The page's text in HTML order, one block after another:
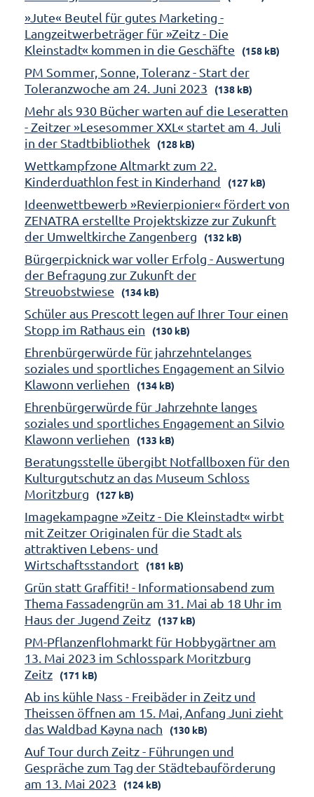
»Jute« Beutel für gutes Marketing -
Langzeitwerbeträger für »Zeitz - Die
Kleinstadt« kommen in die Geschäfte
(158 kB)
PM Sommer, Sonne, Toleranz - Start der
Toleranzwoche am 24. Juni 2023
(138 kB)
Mehr als 930 Bücher warten auf die Leseratten
- Zeitzer »Lesesommer XXL« startet am 4. Juli
in der Stadtbibliothek
(128 kB)
Wettkampfzone Altmarkt zum 22.
Kinderduathlon fest in Kinderhand
(127 kB)
Ideenwettbewerb »Revierpionier« fördert von
ZENATRA erstellte Projektskizze zur Zukunft
der Umweltkirche Zangenberg
(132 kB)
Bürgerpicknick war voller Erfolg - Auswertung
der Befragung zur Zukunft der
Streuobstwiese
(134 kB)
Schüler aus Prescott legen auf Ihrer Tour einen
Stopp im Rathaus ein
(130 kB)
Ehrenbürgerwürde für jahrzehntelanges
soziales und sportliches Engagement an Silvio
Klawonn verliehen
(134 kB)
Ehrenbürgerwürde für Jahrzehnte langes
soziales und sportliches Engagement an Silvio
Klawonn verliehen
(133 kB)
Beratungsstelle übergibt Notfallboxen für den
Kulturgutschutz an das Museum Schloss
Moritzburg
(127 kB)
Imagekampagne »Zeitz - Die Kleinstadt« wirbt
mit Zeitzer Originalen für die Stadt als
attraktiven Lebens- und
Wirtschaftsstandort
(181 kB)
Grün statt Graffiti! - Informationsabend zum
Thema Fassadengrün am 31. Mai ab 18 Uhr im
Haus der Jugend Zeitz
(137 kB)
PM-Pflanzenflohmarkt für Hobbygärtner am
13. Mai 2023 im Schlosspark Moritzburg
Zeitz
(171 kB)
Ab ins kühle Nass - Freibäder in Zeitz und
Theissen öffnen am 15. Mai, Anfang Juni zieht
das Waldbad Kayna nach
(130 kB)
Auf Tour durch Zeitz - Führungen und
Gespräche zum Tag der Städtebauförderung
am 13. Mai 2023
(124 kB)